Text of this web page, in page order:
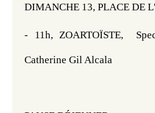
DIMANCHE 13, PLACE DE
- 11h, ZOARTOÏSTE,
Catherine Gil Alcala